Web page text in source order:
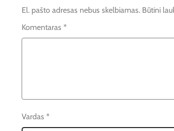
El. pašto adresas nebus skelbiamas. Būtini
Komentaras *
Vardas *